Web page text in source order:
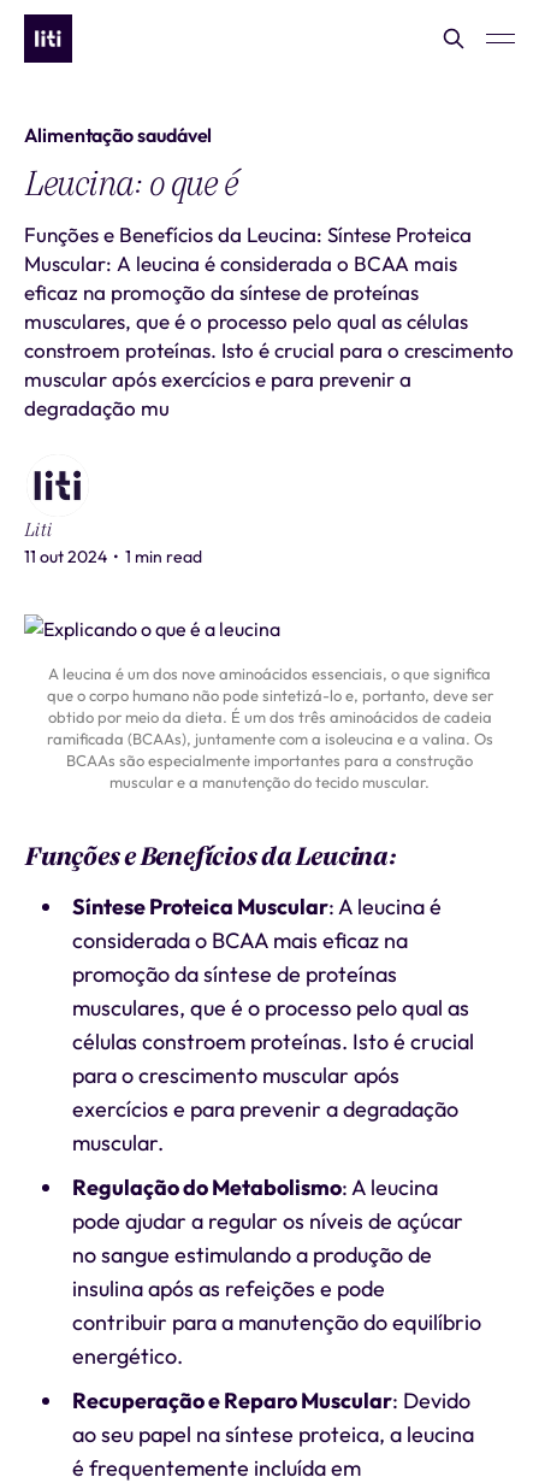
Alimentação saudável
Leucina: o que é
Funções e Benefícios da Leucina: Síntese Proteica
Muscular: A leucina é considerada o BCAA mais
eficaz na promoção da síntese de proteínas
musculares, que é o processo pelo qual as células
constroem proteínas. Isto é crucial para o crescimento
muscular após exercícios e para prevenir a
degradação mu
Liti
11 out 2024 • 1 min read
A leucina é um dos nove aminoácidos essenciais, o que significa
que o corpo humano não pode sintetizá-lo e, portanto, deve ser
obtido por meio da dieta. É um dos três aminoácidos de cadeia
ramificada (BCAAs), juntamente com a isoleucina e a valina. Os
BCAAs são especialmente importantes para a construção
muscular e a manutenção do tecido muscular.
Funções e Benefícios da Leucina:
Síntese Proteica Muscular: A leucina é
considerada o BCAA mais eficaz na
promoção da síntese de proteínas
musculares, que é o processo pelo qual as
células constroem proteínas. Isto é crucial
para o crescimento muscular após
exercícios e para prevenir a degradação
muscular.
Regulação do Metabolismo: A leucina
pode ajudar a regular os níveis de açúcar
no sangue estimulando a produção de
insulina após as refeições e pode
contribuir para a manutenção do equilíbrio
energético.
Recuperação e Reparo Muscular: Devido
ao seu papel na síntese proteica, a leucina
é frequentemente incluída em